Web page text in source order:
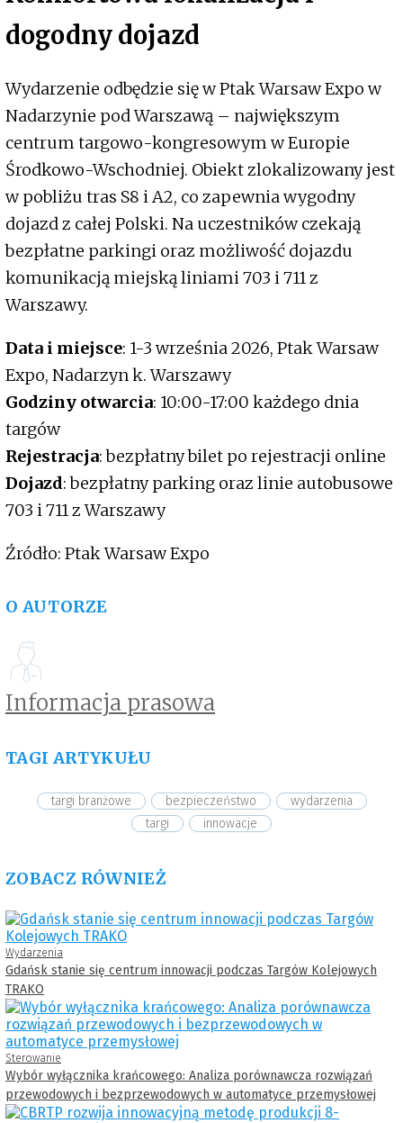
dogodny dojazd
Wydarzenie odbędzie się w Ptak Warsaw Expo w
Nadarzynie pod Warszawą – największym
centrum targowo-kongresowym w Europie
Środkowo-Wschodniej. Obiekt zlokalizowany jest
w pobliżu tras S8 i A2, co zapewnia wygodny
dojazd z całej Polski. Na uczestników czekają
bezpłatne parkingi oraz możliwość dojazdu
komunikacją miejską liniami 703 i 711 z
Warszawy.
Data i miejsce: 1-3 września 2026, Ptak Warsaw
Expo, Nadarzyn k. Warszawy
Godziny otwarcia: 10:00-17:00 każdego dnia
targów
Rejestracja: bezpłatny bilet po rejestracji online
Dojazd: bezpłatny parking oraz linie autobusowe
703 i 711 z Warszawy
Źródło: Ptak Warsaw Expo
O AUTORZE
Informacja prasowa
TAGI ARTYKUŁU
targi branżowe bezpieczeństwo
wydarzenia
targi
innowacje
ZOBACZ RÓWNIEŻ
Wydarzenia
Gdańsk stanie się centrum innowacji podczas Targów Kolejowych
TRAKO
Sterowanie
Wybór wyłącznika krańcowego: Analiza porównawcza rozwiązań
przewodowych i bezprzewodowych w automatyce przemysłowej